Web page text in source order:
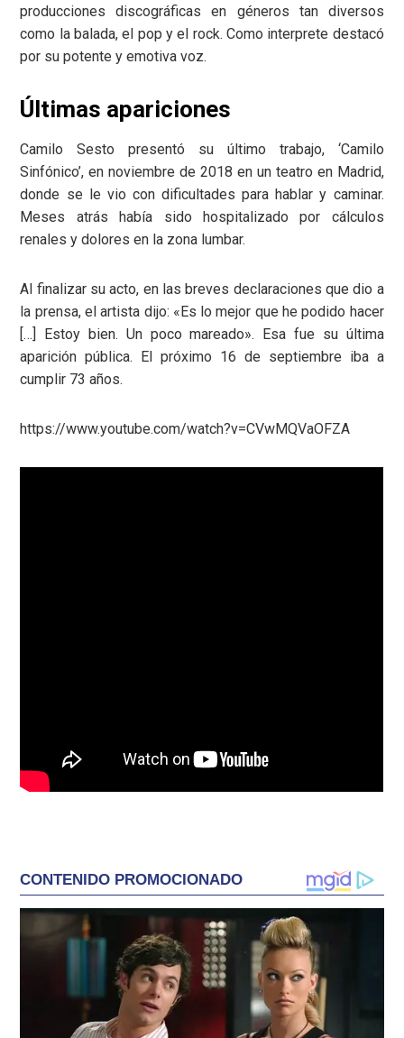
producciones discográficas en géneros tan diversos
como la balada, el pop y el rock. Como interprete destacó
por su potente y emotiva voz.
Últimas apariciones
Camilo Sesto presentó su último trabajo, ‘Camilo
Sinfónico’, en noviembre de 2018 en un teatro en Madrid,
donde se le vio con dificultades para hablar y caminar.
Meses atrás había sido hospitalizado por cálculos
renales y dolores en la zona lumbar.
Al finalizar su acto, en las breves declaraciones que dio a
la prensa, el artista dijo: «Es lo mejor que he podido hacer
[…] Estoy bien. Un poco mareado». Esa fue su última
aparición pública. El próximo 16 de septiembre iba a
cumplir 73 años.
https://www.youtube.com/watch?v=CVwMQVaOFZA